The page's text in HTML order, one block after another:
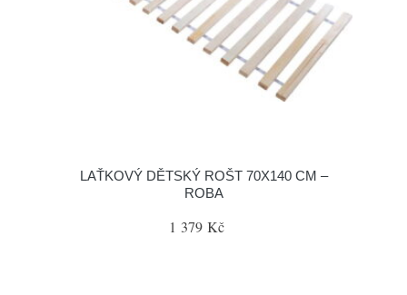
LAŤKOVÝ DĚTSKÝ ROŠT 70X140 CM –
ROBA
1 379 Kč